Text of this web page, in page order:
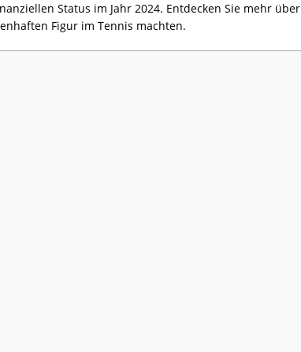
Status im Jahr 2024. Entdecken Sie mehr über
Figur im Tennis machten.